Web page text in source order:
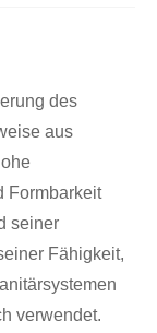
des
aus
Formbarkeit
seiner
Fähigkeit,
verwendet.